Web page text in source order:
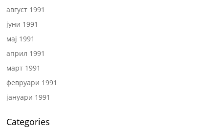
август 1991
јуни 1991
мај 1991
април 1991
март 1991
февруари 1991
јануари 1991
Categories